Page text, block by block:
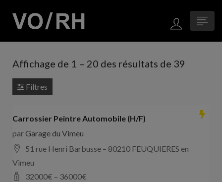
Affichage de 1 – 20 des résultats de 39
Filtres
Carrossier Peintre Automobile (H/F)
parGarage du Vimeu
51 rue Henri Barbusse – 80210 FEUQUIERES en
Vimeu
32000€ – 36000€